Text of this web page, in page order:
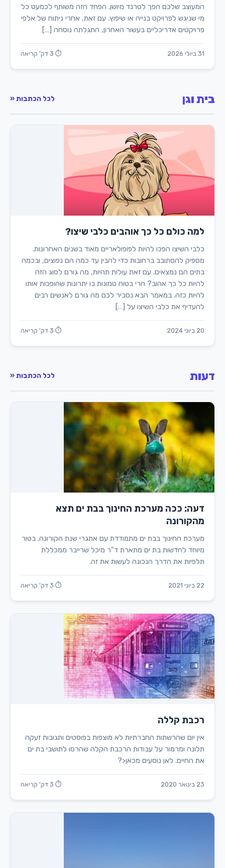
המעוצב שלכם הפך לטרנד מיושן. הפחד הזה משותף לכמעט כל
מי שניגש לפרויקט בנייה או שיפוץ. עם זאת, אחרי ניתוח של אלפי
פרויקטים אדריכליים בעשור האחרון, התגלתה נוסחה […]
31 ביולי 2026 ⏱ 3 דק' קריאה
בית וגן לכל הכתבות «
למה כולם כל כך אוהבים כלבי שיצו?
כלבי השיצו הפכו להיות לפופולאריים מאוד בשנים האחרונות.
מספיק להסתובב ברחובות כדי להבין עד כמה הם נפוצים, ובכמה
בתים הם נמצאים. עם זאת עולות תהיות, מה גורם לסוג הזה
להיות כל כך אהוב? הרי בטוח טמונות בו יתרונות שהופכות אותו
להיות כזה. במאמר הבא נסביר לכם מה גורם לאנשים רבים
להעדיף את כלבי השיצו על […]
20 ביוני 2024 ⏱ 3 דק' קריאה
דעות לכל הכתבות «
דעה: ככה מערכת החינוך בבת ים תצא
מהקורונה
מערכת החינוך בבת ים מתמודדת עם אתגרי שנת הקורונה. בטור
מיוחד לחדשות בת ים מתארת ד"ר מיכל שרייבר ממכללת
תלפיות את הדרך הנכונה לעשות את זה.
22 ביוני 2021 ⏱ 3 דק' קריאה
רכבת קללה
אין יום שהרשתות החברתיות לא מוצפות בפוסטים ותגובות זעקה
תלונה ומרמור על עבודות הרכבת הקלה שהרסו לתושבי בת ים
את החיים. לאן נוסעים מכאן<?
23 בינואר 2020 ⏱ 3 דק' קריאה